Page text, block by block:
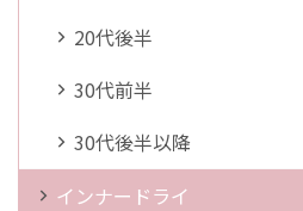
20代後半
30代前半
30代後半以降
インナードライ